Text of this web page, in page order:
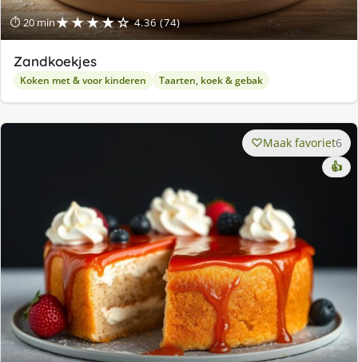
⏱ 20 min★★★★☆ 4.36 (74)
Zandkoekjes
Koken met & voor kinderen Taarten, koek & gebak
Maak favoriet6
👍